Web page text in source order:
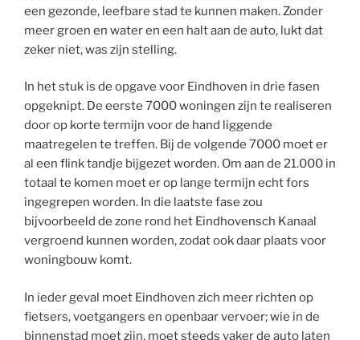
een gezonde, leefbare stad te kunnen maken. Zonder
meer groen en water en een halt aan de auto, lukt dat
zeker niet, was zijn stelling.
In het stuk is de opgave voor Eindhoven in drie fasen
opgeknipt. De eerste 7000 woningen zijn te realiseren
door op korte termijn voor de hand liggende
maatregelen te treffen. Bij de volgende 7000 moet er
al een flink tandje bijgezet worden. Om aan de 21.000 in
totaal te komen moet er op lange termijn echt fors
ingegrepen worden. In die laatste fase zou
bijvoorbeeld de zone rond het Eindhovensch Kanaal
vergroend kunnen worden, zodat ook daar plaats voor
woningbouw komt.
In ieder geval moet Eindhoven zich meer richten op
fietsers, voetgangers en openbaar vervoer; wie in de
binnenstad moet zijn, moet steeds vaker de auto laten